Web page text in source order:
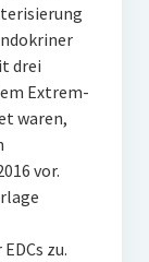
drei
Extrem-
waren,
vor.
zu.